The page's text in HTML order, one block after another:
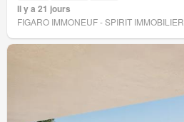
Il y a 21 jours
FIGARO IMMONEUF - SPIRIT IMMOBILIER